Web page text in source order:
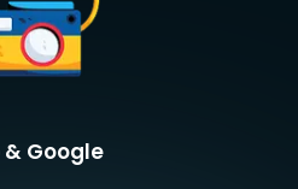
& Google